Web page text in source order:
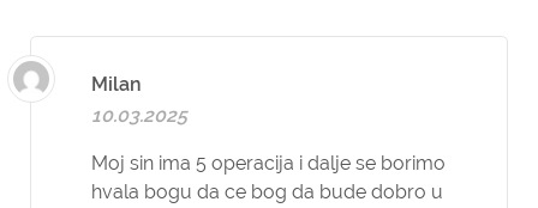
Milan
10.03.2025
Moj sin ima 5 operacija i dalje se borimo
hvala bogu da ce bog da bude dobro u